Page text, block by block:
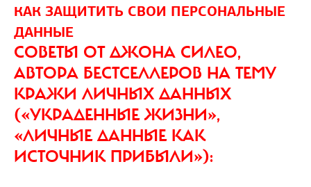
КАК ЗАЩИТИТЬ СВОИ ПЕРСОНАЛЬНЫЕ
ДАННЫЕ
СОВЕТЫ ОТ ДЖОНА СИЛЕО,
АВТОРА БЕСТСЕЛЛЕРОВ НА ТЕМУ
КРАЖИ ЛИЧНЫХ ДАННЫХ
(«УКРАДЕННЫЕ ЖИЗНИ»,
«ЛИЧНЫЕ ДАННЫЕ КАК
ИСТОЧНИК ПРИБЫЛИ»):